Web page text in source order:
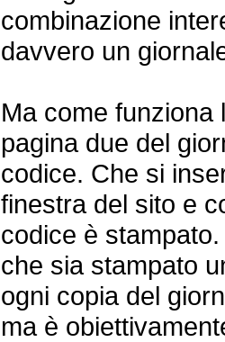
combinazione
davvero un
Ma come funziona
pagina due del
codice. Che si
finestra del sito e
codice è
che sia stampato
ogni copia del
ma è